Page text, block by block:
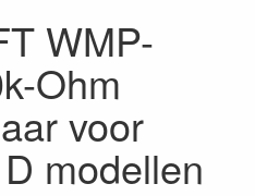
WMP-
Ohm
voor
modellen